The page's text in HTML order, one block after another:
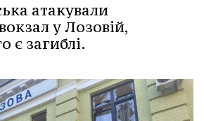
атакували
у Лозовій,
є загиблі.